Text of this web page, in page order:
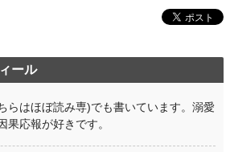
ール
らはほぼ読み専)でも書いています。溺愛
果応報が好きです。